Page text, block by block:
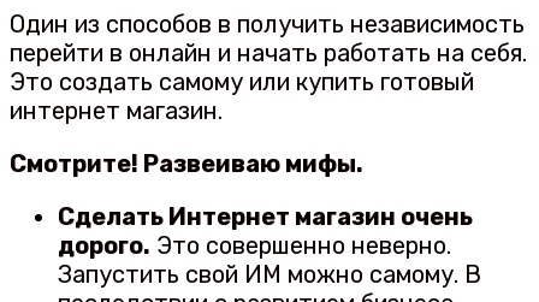
Один из способов в получить независимость
перейти в онлайн и начать работать на себя.
Это создать самому или купить готовый
интернет магазин.
Смотрите! Развеиваю мифы.
Сделать Интернет магазин очень
дорого. Это совершенно неверно.
Запустить свой ИМ можно самому. В